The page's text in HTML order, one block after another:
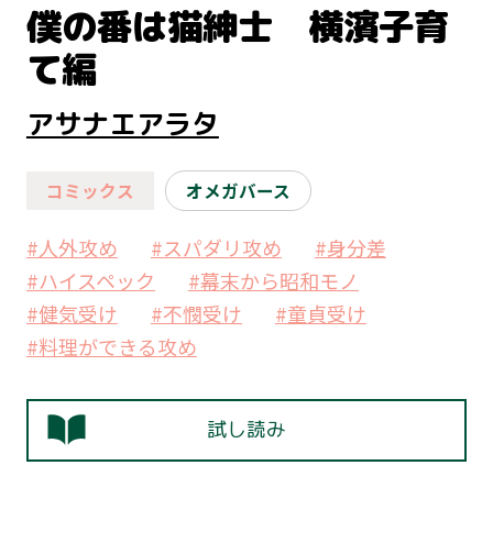
僕の番は猫紳士 横濱子育
て編
アサナエアラタ
コミックス オメガバース
#人外攻め #スパダリ攻め
#身分差
#ハイスペック
#幕末から昭和モノ
#健気受け
#不憫受け
#童貞受け
#料理ができる攻め
試し読み